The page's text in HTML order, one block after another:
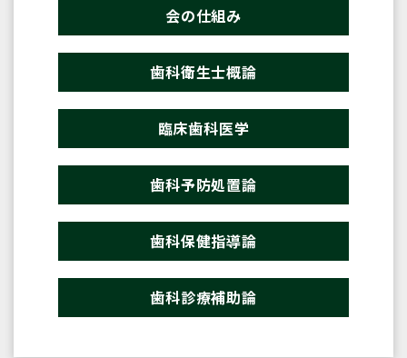
会の仕組み
歯科衛生士概論
臨床歯科医学
歯科予防処置論
歯科保健指導論
歯科診療補助論